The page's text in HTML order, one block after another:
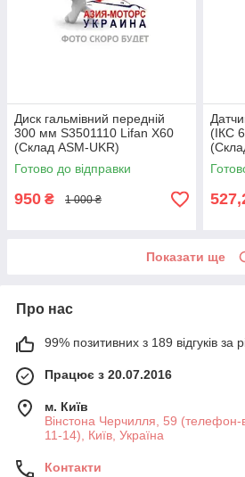
Диск гальмівний передній
300 мм S3501110 Lifan X60
(Склад ASM-UKR)
Готово до відправки
950 ₴ 1 000 ₴
(ІКС
Показати ще
Про нас
99% позитивних з 189 відгуків за
Працює з 20.07.2016
м. Київ
Вінстона Черчилля, 59
11-14), Київ, Україна
Контакти